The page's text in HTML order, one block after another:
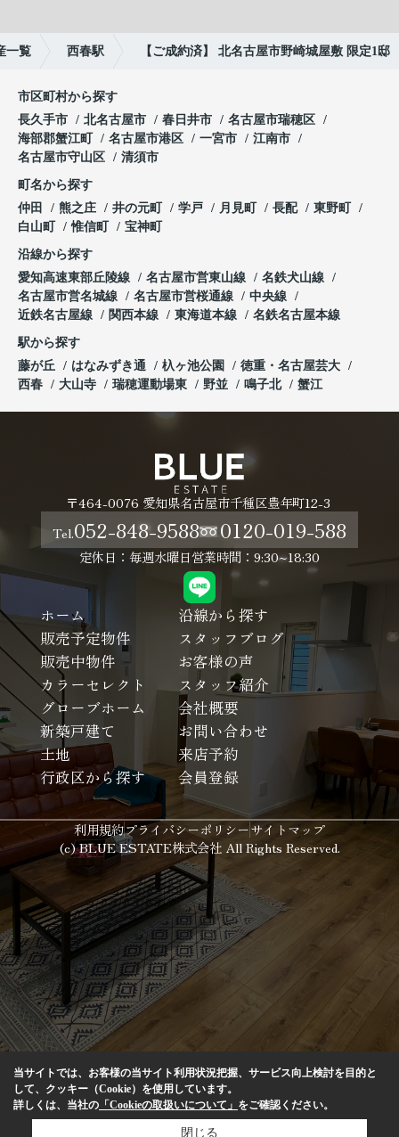
一覧 西春駅 【ご成約済】 北名古屋市野崎城屋敷 限定1邸
市区町村から探す
長久手市
北名古屋市 春日井市
名古屋市瑞穂区
海部郡蟹江町
名古屋市港区 一宮市
江南市
名古屋市守山区
清須市
町名から探す
仲田
熊之庄 井の元町 学戸 月見町 長配
東野町
白山町
惟信町 宝神町
沿線から探す
愛知高速東部丘陵線
名古屋市営東山線
名鉄犬山線
名古屋市営名城線
名古屋市営桜通線
中央線
近鉄名古屋線
関西本線 東海道本線 名鉄名古屋本線
駅から探す
藤が丘
はなみずき通 杁ヶ池公園
徳重・名古屋芸大
西春
大山寺 瑞穂運動場東 野並 鳴子北 蟹江
〒464-0076 愛知県名古屋市千種区豊年町12-3
Tel.052-848-9588 0120-019-588
定休日：毎週水曜日営業時間：9:30~18:30
ホーム
沿線から探す
販売予定物件
スタッフブログ
販売中物件
お客様の声
カラーセレクト
スタッフ紹介
グローブホーム
会社概要
新築戸建て
お問い合わせ
土地
来店予約
行政区から探す
会員登録
利用規約プライバシーポリシーサイトマップ
(c) BLUE ESTATE株式会社 All Rights Reserved.
当サイトでは、お客様の当サイト利用状況把握、サービス向上検討を目的と
して、クッキー（Cookie）を使用しています。
詳しくは、当社の 「Cookieの取扱いについて」 をご確認ください。
閉じる